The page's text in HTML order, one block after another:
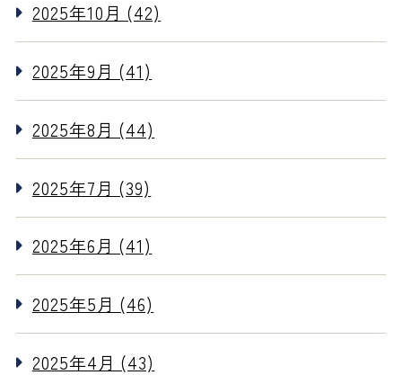
2025年10月 (42)
2025年9月 (41)
2025年8月 (44)
2025年7月 (39)
2025年6月 (41)
2025年5月 (46)
2025年4月 (43)